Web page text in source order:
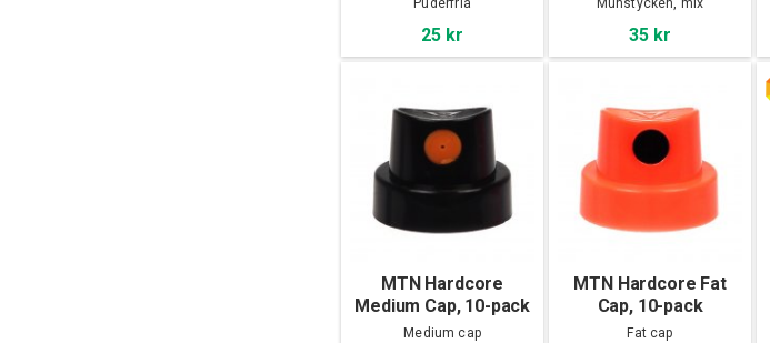
25 kr 35 kr
MTN Hardcore
Medium Cap, 10-pack
Medium cap
MTN Hardcore Fat
Cap, 10-pack
Fat cap